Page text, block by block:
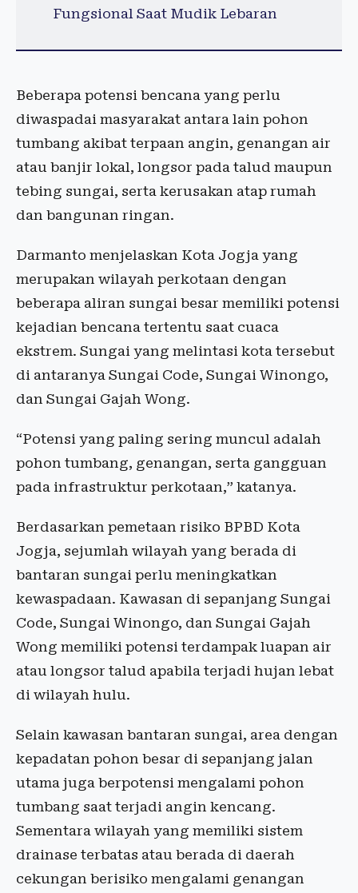
Fungsional Saat Mudik Lebaran
Beberapa potensi bencana yang perlu
diwaspadai masyarakat antara lain pohon
tumbang akibat terpaan angin, genangan air
atau banjir lokal, longsor pada talud maupun
tebing sungai, serta kerusakan atap rumah
dan bangunan ringan.
Darmanto menjelaskan Kota Jogja yang
merupakan wilayah perkotaan dengan
beberapa aliran sungai besar memiliki potensi
kejadian bencana tertentu saat cuaca
ekstrem. Sungai yang melintasi kota tersebut
di antaranya Sungai Code, Sungai Winongo,
dan Sungai Gajah Wong.
“Potensi yang paling sering muncul adalah
pohon tumbang, genangan, serta gangguan
pada infrastruktur perkotaan,” katanya.
Berdasarkan pemetaan risiko BPBD Kota
Jogja, sejumlah wilayah yang berada di
bantaran sungai perlu meningkatkan
kewaspadaan. Kawasan di sepanjang Sungai
Code, Sungai Winongo, dan Sungai Gajah
Wong memiliki potensi terdampak luapan air
atau longsor talud apabila terjadi hujan lebat
di wilayah hulu.
Selain kawasan bantaran sungai, area dengan
kepadatan pohon besar di sepanjang jalan
utama juga berpotensi mengalami pohon
tumbang saat terjadi angin kencang.
Sementara wilayah yang memiliki sistem
drainase terbatas atau berada di daerah
cekungan berisiko mengalami genangan